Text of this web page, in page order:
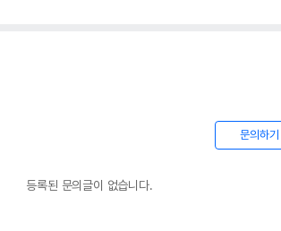
문의하기
등록된 문의글이 없습니다.